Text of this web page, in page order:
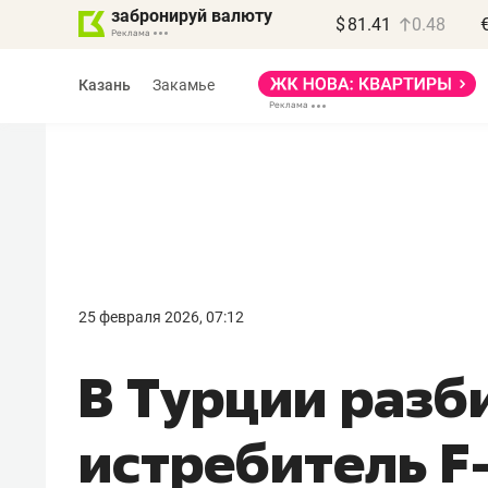
забронируй валюту $ 81.41 0.48
Казань Закамье
25 февраля 2026, 07:12
В Турции
истребитель
правил, бизнес может
потерять минимум
полгода»